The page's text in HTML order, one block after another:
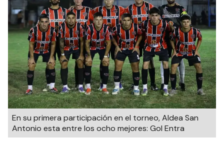
En su primera participación en el torneo, Aldea San
Antonio esta entre los ocho mejores: Gol Entra